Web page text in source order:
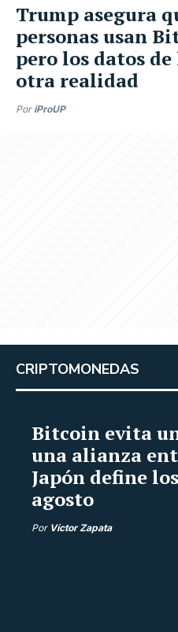
Trump asegura
personas usan
pero los datos
otra realidad
Por iProUP
CRIPTOMONEDAS
Bitcoin evita
una alianza
Japón define
agosto
Por Víctor Zapata